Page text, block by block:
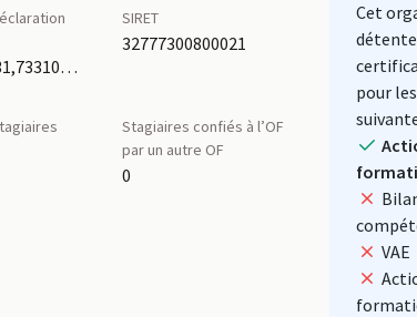
73310043931,73310505231
SIRET
32777300800021
Stagiaires confiés à l’OF
par un autre OF
0
Cet
pour
VAE